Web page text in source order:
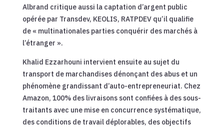
Albrand critique aussi la captation d’argent public
opérée par Transdev, KEOLIS, RATPDEV qu’il qualifie
de « multinationales parties conquérir des marchés à
l’étranger ».
Khalid Ezzarhouni intervient ensuite au sujet du
transport de marchandises dénonçant des abus et un
phénomène grandissant d’auto-entrepreneuriat. Chez
Amazon, 100% des livraisons sont confiées à des sous-
traitants avec une mise en concurrence systématique,
des conditions de travail déplorables, des objectifs